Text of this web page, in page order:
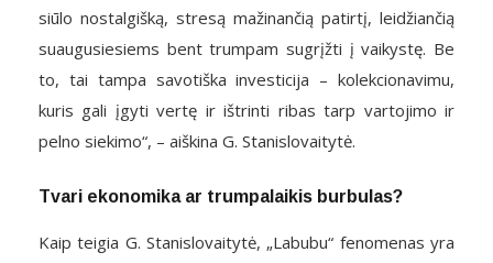
siūlo nostalgišką, stresą mažinančią patirtį, leidžiančią
suaugusiesiems bent trumpam sugrįžti į vaikystę. Be
to, tai tampa savotiška investicija – kolekcionavimu,
kuris gali įgyti vertę ir ištrinti ribas tarp vartojimo ir
pelno siekimo“, – aiškina G. Stanislovaitytė.
Tvari ekonomika ar trumpalaikis burbulas?
Kaip teigia G. Stanislovaitytė, „Labubu“ fenomenas yra